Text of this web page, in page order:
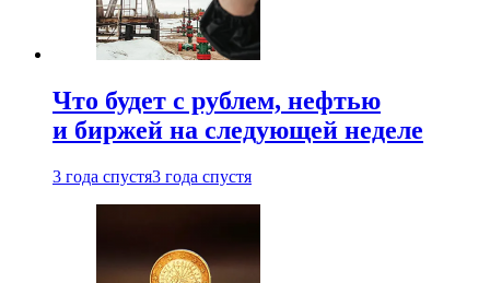
Что будет с рублем, нефтью
и биржей на следующей неделе
3 года спустя3 года спустя